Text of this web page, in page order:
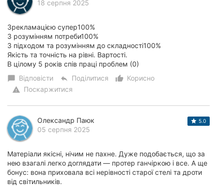
18 серпня 2025
Зрекламацією супер100%
З розумінням потреби100%
З підходом та розумінням до складності100%
Якість та точність на рівні. Вартості.
В цілому 5 років спів праці проблем (0)
chat_bubble Відповісти reply Поділитися thumb_up_alt
Корисно
warning Поскаржитися
Олександр Паюк
05 серпня 2025
5.0
Матеріали якісні, нічим не пахне. Дуже подобається, що за
нею взагалі легко доглядати — протер ганчіркою і все. А ще
бонус: вона приховала всі нерівності старої стелі та дроти
від світильників.